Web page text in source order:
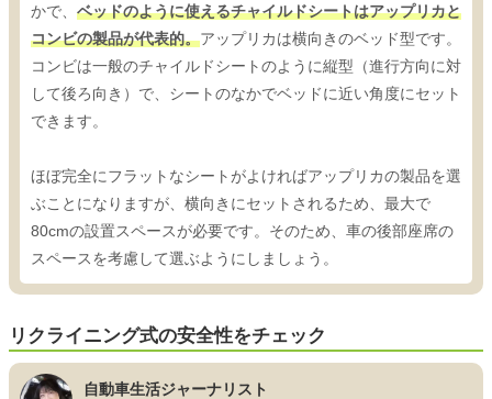
かで、 ベッドのように使えるチャイルドシートはアップリカと
コンビの製品が代表的。アップリカは横向きのベッド型です。
コンビは一般のチャイルドシートのように縦型（進行方向に対
して後ろ向き）で、シートのなかでベッドに近い角度にセット
できます。
ほぼ完全にフラットなシートがよければアップリカの製品を選
ぶことになりますが、横向きにセットされるため、最大で
80cmの設置スペースが必要です。そのため、車の後部座席の
スペースを考慮して選ぶようにしましょう。
リクライニング式の安全性をチェック
自動車生活ジャーナリスト